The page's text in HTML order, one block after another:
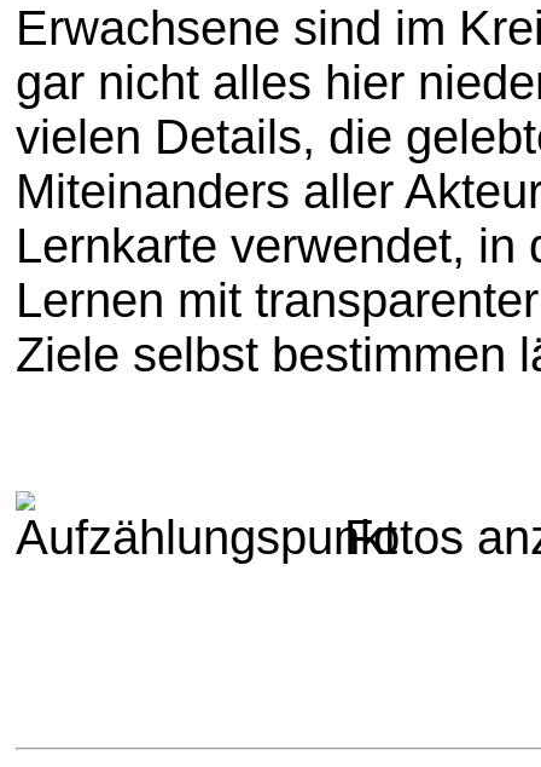
Erwachsene sind im
gar nicht alles hier
vielen Details, die
Miteinanders aller
Lernkarte verwendet, in
Lernen mit
Ziele selbst bestimmen
Fotos